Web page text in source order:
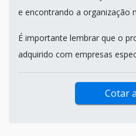
e encontrando a organização
É importante lembrar que o
adquirido com empresas
Cotar